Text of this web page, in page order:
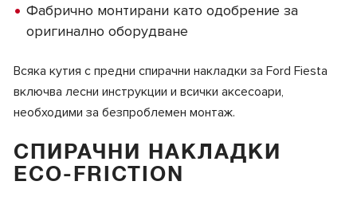
Фабрично монтирани като одобрение за
оригинално оборудване
Всяка кутия с предни спирачни накладки за Ford Fiesta
включва лесни инструкции и всички аксесоари,
необходими за безпроблемен монтаж.
СПИРАЧНИ НАКЛАДКИ
ECO-FRICTION